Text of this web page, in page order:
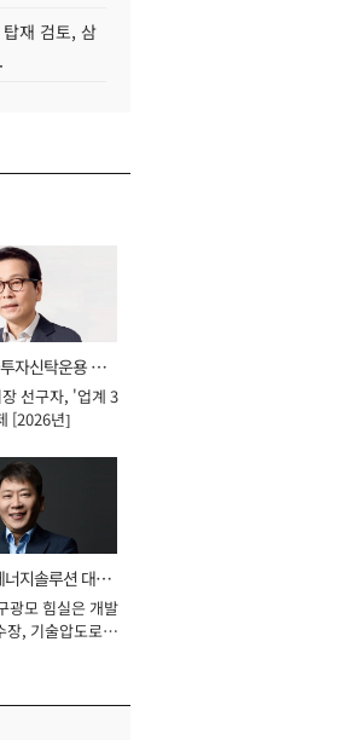
재 검토, 삼
자신탁운용 대
선구자, '업계 3
[2026년]
지솔루션 대표
광모 힘실은 개발
장, 기술압도로